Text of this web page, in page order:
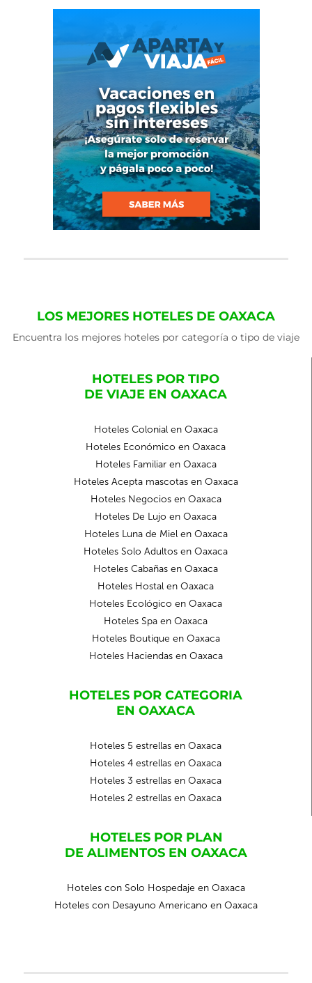
LOS MEJORES HOTELES DE OAXACA
Encuentra los mejores hoteles por categoría o tipo de viaje
HOTELES POR TIPO
DE VIAJE EN OAXACA
Hoteles Colonial en Oaxaca
Hoteles Económico en Oaxaca
Hoteles Familiar en Oaxaca
Hoteles Acepta mascotas en Oaxaca
Hoteles Negocios en Oaxaca
Hoteles De Lujo en Oaxaca
Hoteles Luna de Miel en Oaxaca
Hoteles Solo Adultos en Oaxaca
Hoteles Cabañas en Oaxaca
Hoteles Hostal en Oaxaca
Hoteles Ecológico en Oaxaca
Hoteles Spa en Oaxaca
Hoteles Boutique en Oaxaca
Hoteles Haciendas en Oaxaca
HOTELES POR CATEGORIA
EN OAXACA
Hoteles 5 estrellas en Oaxaca
Hoteles 4 estrellas en Oaxaca
Hoteles 3 estrellas en Oaxaca
Hoteles 2 estrellas en Oaxaca
HOTELES POR PLAN
DE ALIMENTOS EN OAXACA
Hoteles con Solo Hospedaje en Oaxaca
Hoteles con Desayuno Americano en Oaxaca